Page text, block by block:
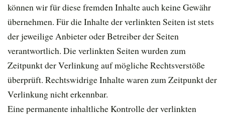
können wir für diese fremden Inhalte auch keine Gewähr
übernehmen. Für die Inhalte der verlinkten Seiten ist stets
der jeweilige Anbieter oder Betreiber der Seiten
verantwortlich. Die verlinkten Seiten wurden zum
Zeitpunkt der Verlinkung auf mögliche Rechtsverstöße
überprüft. Rechtswidrige Inhalte waren zum Zeitpunkt der
Verlinkung nicht erkennbar.
Eine permanente inhaltliche Kontrolle der verlinkten